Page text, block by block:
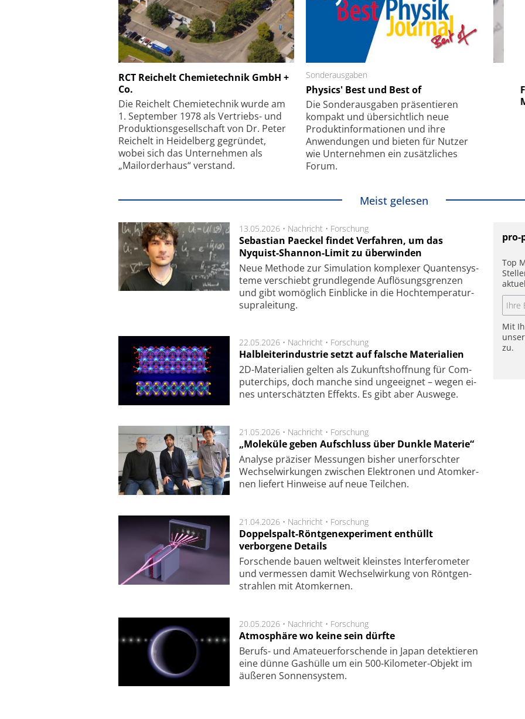
RCT Reichelt Chemietechnik GmbH +
Co.
Die Reichelt Chemietechnik wurde am
1. September 1978 als Vertriebs- und
Produktionsgesellschaft von Dr. Peter
Reichelt in Heidelberg gegründet,
wobei sich das Unternehmen als
„Mailorderhaus“ verstand.
Sonderausgaben
Physics' Best und Best of
Die Sonder­ausgaben präsentieren
kompakt und übersichtlich neue
Produkt­informationen und ihre
Anwendungen und bieten für Nutzer
wie Unternehmen ein zusätzliches
Forum.
Schäfter + Kirchhoff GmbH
Feinfokussierungsmechanismus
Elektronenmikroskopie auf
kleinstem Raum
Meist gelesen
13.05.2026 • Nachricht • Forschung
Sebastian Paeckel findet Verfahren, um das
Nyquist-Shannon-Limit zu überwinden
Neue Methode zur Simu­la­tion kom­ple­xer Quan­ten­sys­
te­me ver­schiebt grund­le­gen­de Auf­lösungs­gren­zen
und gibt wo­mög­lich Ein­blicke in die Hoch­tempe­ra­tur­
supra­lei­tung.
22.05.2026 • Nachricht • Forschung
Halbleiterindustrie setzt auf falsche Materialien
2D-Mate­ri­a­li­en gel­ten als Zu­kunfts­hoff­nung für Com­
pu­ter­chips, doch man­che sind un­ge­eig­net – we­gen ei­
nes un­ter­schätz­ten Ef­fekts. Es gibt aber Aus­we­ge.
21.05.2026 • Nachricht • Forschung
„Moleküle geben Aufschluss über Dunkle Materie“
Analyse prä­zi­ser Mes­sung­en bis­her un­er­for­schter
Wech­sel­wir­kung­en zwi­schen Elek­tro­nen und Atom­ker­
nen lie­fert Hin­wei­se auf neue Teil­chen.
21.04.2026 • Nachricht • Forschung
Doppelspalt-Röntgenexperiment enthüllt
verborgene Details
For­schen­de bau­en welt­weit kleins­tes In­ter­fe­ro­me­ter
und ver­mes­sen da­mit Wech­sel­wir­kung von Rönt­gen­
strah­len mit Atom­ker­nen.
20.05.2026 • Nachricht • Forschung
Atmosphäre wo keine sein dürfte
Berufs- und Ama­teuer­for­schen­de in Japan de­tek­tie­ren
eine dün­ne Gas­hül­le um ein 500-Kilo­meter-Objekt im
äu­ße­ren Son­nen­sys­tem.
pro-
Top
Mit
zu.